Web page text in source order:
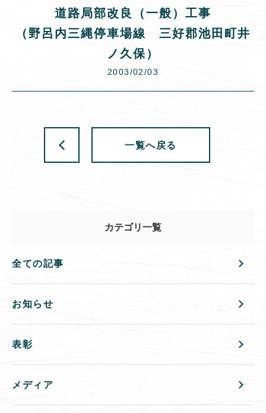
道路局部改良（一般）工事
（野呂内三縄停車場線 三好郡池田町井
ノ久保）
2003/02/03
一覧へ戻る
カテゴリ一覧
全ての記事
お知らせ
表彰
メディア